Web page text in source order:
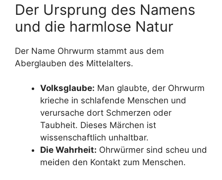
Der Ursprung des Namens
und die harmlose Natur
Der Name Ohrwurm stammt aus dem
Aberglauben des Mittelalters.
Volksglaube: Man glaubte, der Ohrwurm
krieche in schlafende Menschen und
verursache dort Schmerzen oder
Taubheit. Dieses Märchen ist
wissenschaftlich unhaltbar.
Die Wahrheit: Ohrwürmer sind scheu und
meiden den Kontakt zum Menschen.